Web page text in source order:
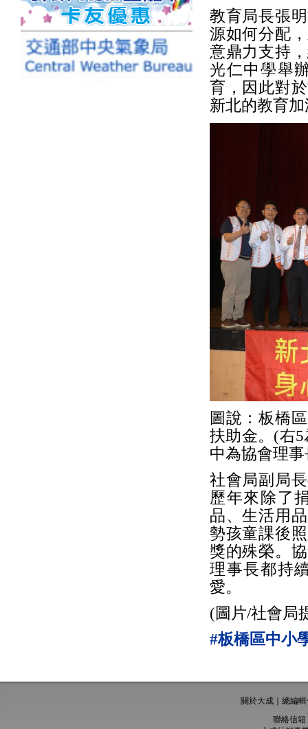
教育局長張
源如何分配
意鼎力支持
光仁中學舉
育，因此對
新北的教育
圖說：板橋
扶助金。(右
中為協會理
社會局副局
歷年來除了
品、生活用
勢孩童課後
獎的殊榮。
理事長都持
愛。
(圖片/社會局
#板橋區中小